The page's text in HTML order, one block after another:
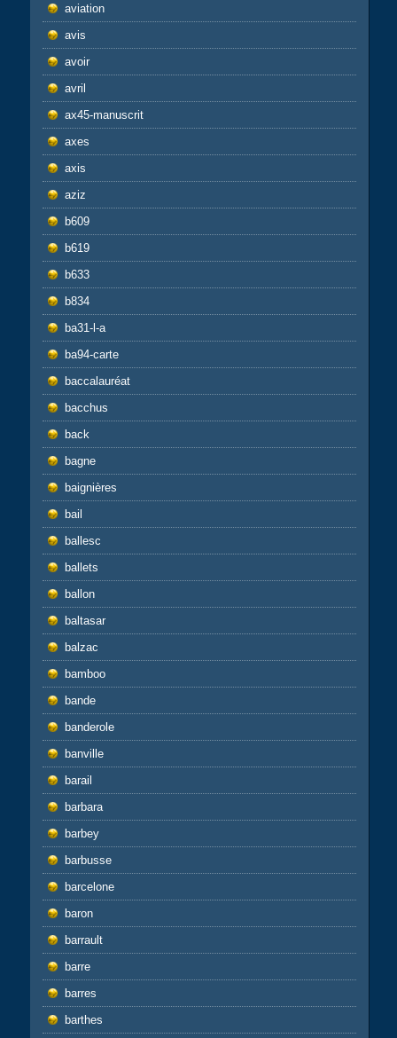
aviation
avis
avoir
avril
ax45-manuscrit
axes
axis
aziz
b609
b619
b633
b834
ba31-l-a
ba94-carte
baccalauréat
bacchus
back
bagne
baignières
bail
ballesc
ballets
ballon
baltasar
balzac
bamboo
bande
banderole
banville
barail
barbara
barbey
barbusse
barcelone
baron
barrault
barre
barres
barthes